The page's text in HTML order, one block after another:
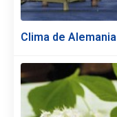
Clima de Alemania